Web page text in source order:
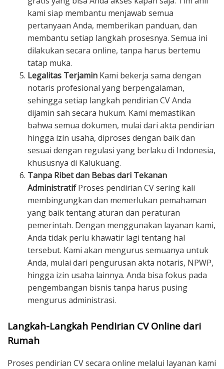
kami siap membantu menjawab semua
pertanyaan Anda, memberikan panduan, dan
membantu setiap langkah prosesnya. Semua ini
dilakukan secara online, tanpa harus bertemu
tatap muka.
Legalitas Terjamin Kami bekerja sama dengan
notaris profesional yang berpengalaman,
sehingga setiap langkah pendirian CV Anda
dijamin sah secara hukum. Kami memastikan
bahwa semua dokumen, mulai dari akta pendirian
hingga izin usaha, diproses dengan baik dan
sesuai dengan regulasi yang berlaku di Indonesia,
khususnya di Kalukuang.
Tanpa Ribet dan Bebas dari Tekanan
AdministratifProses pendirian CV sering kali
membingungkan dan memerlukan pemahaman
yang baik tentang aturan dan peraturan
pemerintah. Dengan menggunakan layanan kami,
Anda tidak perlu khawatir lagi tentang hal
tersebut. Kami akan mengurus semuanya untuk
Anda, mulai dari pengurusan akta notaris, NPWP,
hingga izin usaha lainnya. Anda bisa fokus pada
pengembangan bisnis tanpa harus pusing
mengurus administrasi.
Langkah-Langkah Pendirian CV Online dari
Rumah
Proses pendirian CV secara online melalui layanan kami